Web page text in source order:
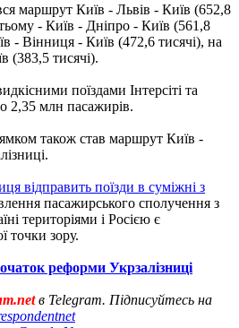
маршрут Київ - Львів - Київ (652,8
- Київ - Дніпро - Київ (561,8
- Вінниця - Київ (472,6 тисячі), на
(383,5 тисячі).
поїздами Інтерсіті та
2,35 млн пасажирів.
також став маршрут Київ -
відправить поїзди в суміжні з
пасажирського сполучення з
територіями і Росією є
точки зору.
реформи Укрзалізниці
в Telegram. Підписуйтесь на